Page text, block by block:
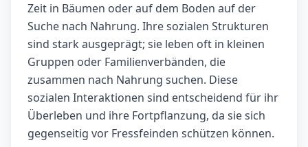
Zeit in Bäumen oder auf dem Boden auf der
Suche nach Nahrung. Ihre sozialen Strukturen
sind stark ausgeprägt; sie leben oft in kleinen
Gruppen oder Familienverbänden, die
zusammen nach Nahrung suchen. Diese
sozialen Interaktionen sind entscheidend für ihr
Überleben und ihre Fortpflanzung, da sie sich
gegenseitig vor Fressfeinden schützen können.